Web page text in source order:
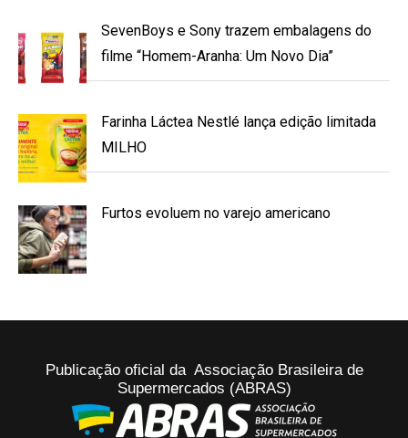
SevenBoys e Sony trazem embalagens do
filme “Homem-Aranha: Um Novo Dia”
Farinha Láctea Nestlé lança edição limitada
MILHO
Furtos evoluem no varejo americano
Publicação oficial da Associação Brasileira de
Supermercados (ABRAS)